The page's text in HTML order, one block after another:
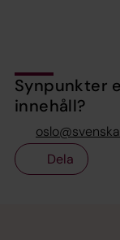
Synpunkter
innehåll?
Dela